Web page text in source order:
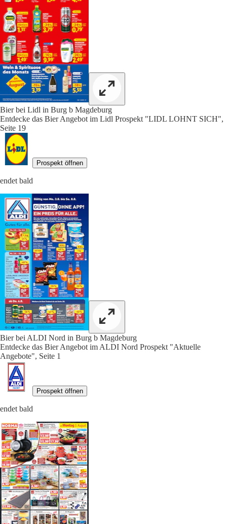
Bier bei Lidl in Burg b Magdeburg
Entdecke das Bier Angebot im Lidl Prospekt "LIDL LOHNT SICH",
Seite 19
Prospekt öffnen
endet bald
Bier bei ALDI Nord in Burg b Magdeburg
Entdecke das Bier Angebot im ALDI Nord Prospekt "Aktuelle
Angebote", Seite 1
Prospekt öffnen
endet bald